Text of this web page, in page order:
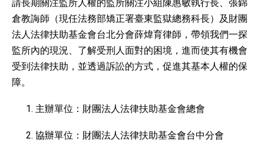
請長期關注監所人權的監所關注小組陳惠敏執行長、張錦
倉教誨師（現任法務部矯正署臺東監獄總務科長）及財團
法人法律扶助基金會台北分會薛煒育律師，帶領我們一探
監所內的現況、了解受刑人面對的困境，進而使其有機會
受到法律扶助，並透過訴訟的方式，促進其基本人權的保
障。
主辦單位：財團法人法律扶助基金會總會
協辦單位：財團法人法律扶助基金會台中分會